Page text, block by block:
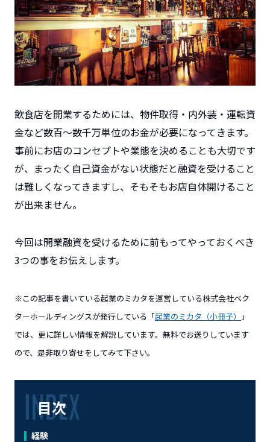
飲食店を開業するためには、物件取得・内外装・運転資
金など数百～数千万単位のお金が必要になってきます。
事前にお店のコンセプトや業態を決めることも大切です
が、まったく自己資金がない状態だと融資を受けること
は難しくなってきますし、そもそもお店自体開けること
が出来ません。
今回は開業融資を受けるために前もってやっておくべき
3つの事をお伝えします。
※この記事を書いている起業のミカタを運営している株式会社ベク
ターホールディングスが発行している「起業のミカタ（小冊子）
」
では、更に詳しい情報を解説しています。無料でお送りしています
ので、是非取り寄せをしてみて下さい。
目次
経験